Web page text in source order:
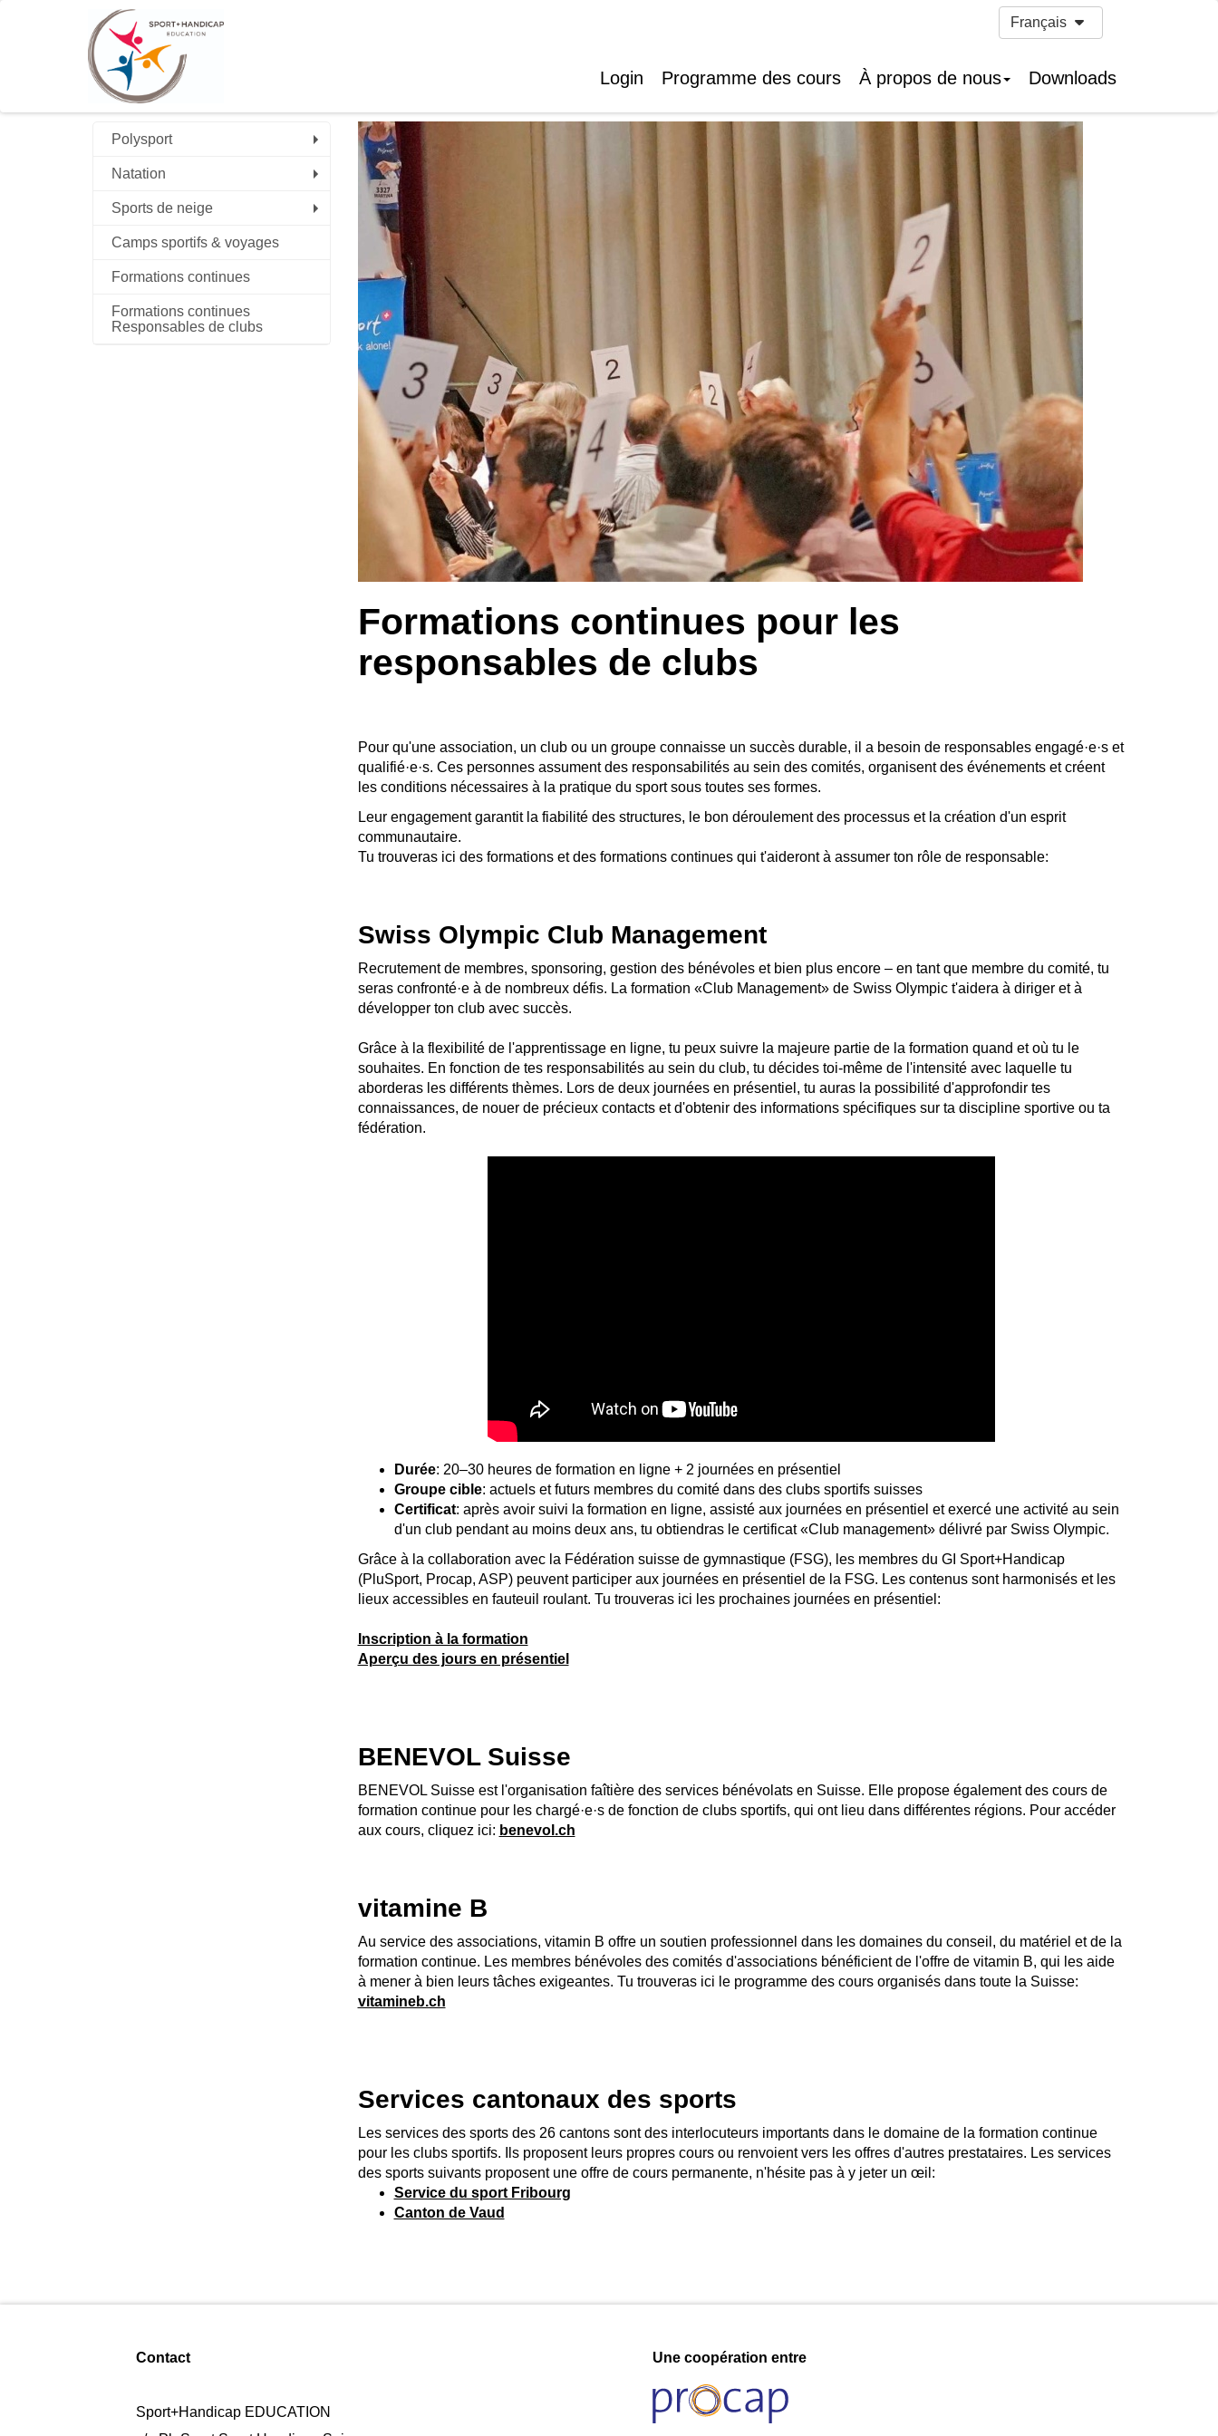
Français
Login Programme des cours À propos de nous Downloads
Polysport
Natation
Sports de neige
Camps sportifs & voyages
Formations continues
Formations continues
Responsables de clubs
Formations continues pour les
responsables de clubs
Pour qu'une association, un club ou un groupe connaisse un succès durable, il a besoin de responsables engagé·e·s et
qualifié·e·s. Ces personnes assument des responsabilités au sein des comités, organisent des événements et créent
les conditions nécessaires à la pratique du sport sous toutes ses formes.
Leur engagement garantit la fiabilité des structures, le bon déroulement des processus et la création d'un esprit
communautaire.
Tu trouveras ici des formations et des formations continues qui t'aideront à assumer ton rôle de responsable:
Swiss Olympic Club Management
Recrutement de membres, sponsoring, gestion des bénévoles et bien plus encore – en tant que membre du comité, tu
seras confronté·e à de nombreux défis. La formation «Club Management» de Swiss Olympic t'aidera à diriger et à
développer ton club avec succès.
Grâce à la flexibilité de l'apprentissage en ligne, tu peux suivre la majeure partie de la formation quand et où tu le
souhaites. En fonction de tes responsabilités au sein du club, tu décides toi-même de l'intensité avec laquelle tu
aborderas les différents thèmes. Lors de deux journées en présentiel, tu auras la possibilité d'approfondir tes
connaissances, de nouer de précieux contacts et d'obtenir des informations spécifiques sur ta discipline sportive ou ta
fédération.
Durée: 20–30 heures de formation en ligne + 2 journées en présentiel
Groupe cible: actuels et futurs membres du comité dans des clubs sportifs suisses
Certificat: après avoir suivi la formation en ligne, assisté aux journées en présentiel et exercé une activité au sein
d'un club pendant au moins deux ans, tu obtiendras le certificat «Club management» délivré par Swiss Olympic.
Grâce à la collaboration avec la Fédération suisse de gymnastique (FSG), les membres du GI Sport+Handicap
(PluSport, Procap, ASP) peuvent participer aux journées en présentiel de la FSG. Les contenus sont harmonisés et les
lieux accessibles en fauteuil roulant. Tu trouveras ici les prochaines journées en présentiel:
Inscription à la formation
Aperçu des jours en présentiel
BENEVOL Suisse
BENEVOL Suisse est l'organisation faîtière des services bénévolats en Suisse. Elle propose également des cours de
formation continue pour les chargé·e·s de fonction de clubs sportifs, qui ont lieu dans différentes régions. Pour accéder
aux cours, cliquez ici: benevol.ch
vitamine B
Au service des associations, vitamin B offre un soutien professionnel dans les domaines du conseil, du matériel et de la
formation continue. Les membres bénévoles des comités d'associations bénéficient de l'offre de vitamin B, qui les aide
à mener à bien leurs tâches exigeantes. Tu trouveras ici le programme des cours organisés dans toute la Suisse:
vitamineb.ch
Services cantonaux des sports
Les services des sports des 26 cantons sont des interlocuteurs importants dans le domaine de la formation continue
pour les clubs sportifs. Ils proposent leurs propres cours ou renvoient vers les offres d'autres prestataires. Les services
des sports suivants proposent une offre de cours permanente, n'hésite pas à y jeter un œil:
Service du sport Fribourg
Canton de Vaud
Contact
Sport+Handicap EDUCATION
Une coopération entre